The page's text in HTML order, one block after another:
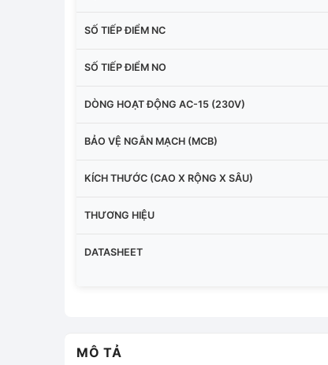
SỐ TIẾP ĐIỂM NC
SỐ TIẾP ĐIỂM NO
DÒNG HOẠT ĐỘNG AC-15 (230V)
BẢO VỆ NGẮN MẠCH (MCB)
KÍCH THƯỚC (CAO X RỘNG X SÂU)
THƯƠNG HIỆU
DATASHEET
MÔ TẢ